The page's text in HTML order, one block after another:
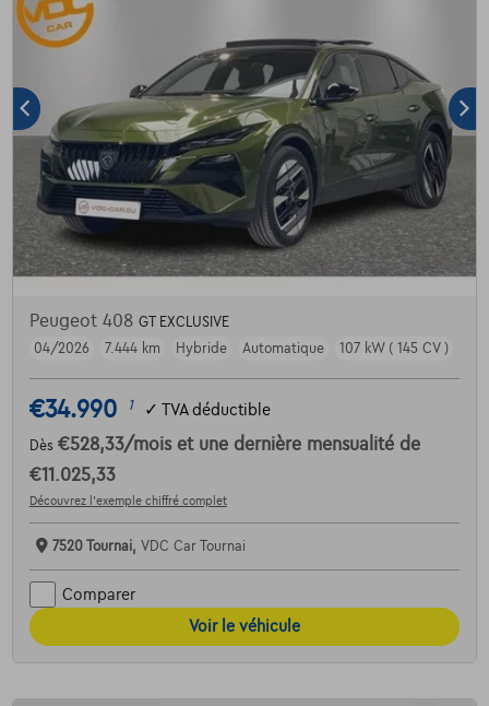
Peugeot 408 GT EXCLUSIVE
04/2026
7.444 km Hybride Automatique 107 kW ( 145 CV )
€34.990 1 ✓ TVA déductible
Dès €528,33/mois et une dernière mensualité de
€11.025,33
Découvrez l’exemple chiffré complet
7520 Tournai, VDC Car Tournai
Comparer
Voir le véhicule